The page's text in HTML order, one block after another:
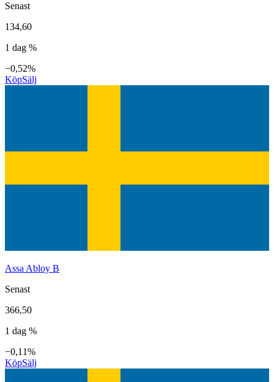
Senast
134,60
1 dag %
−0,52%
KöpSälj
Assa Abloy B
Senast
366,50
1 dag %
−0,11%
KöpSälj